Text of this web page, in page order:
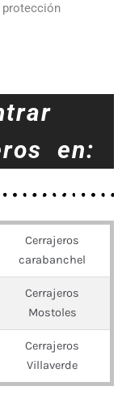
protección
en:
Cerrajeros
carabanchel
Cerrajeros
Mostoles
Cerrajeros
Villaverde